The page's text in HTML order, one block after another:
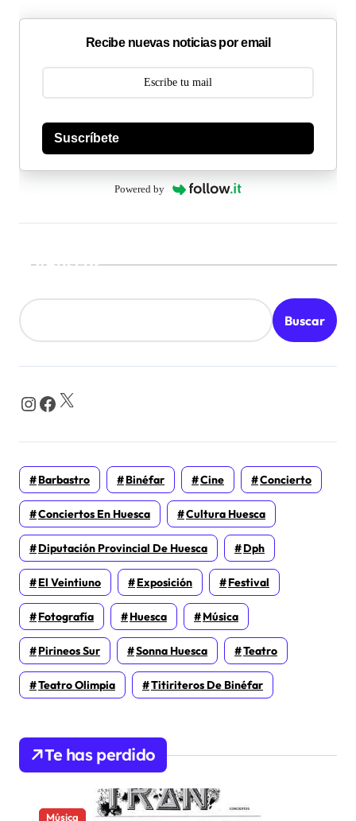
Recibe nuevas noticias por email
Suscríbete
Powered by
Buscar
Buscar
InstagramFacebook X
Barbastro Binéfar Cine Concierto
Conciertos En Huesca Cultura Huesca
Diputación Provincial De Huesca Dph
El Veintiuno Exposición Festival
Fotografía Huesca Música
Pirineos Sur Sonna Huesca Teatro
Teatro Olimpia Titiriteros De Binéfar
Te has perdido
Música